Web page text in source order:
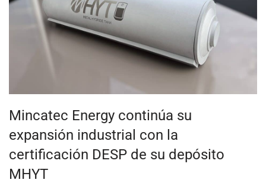
Mincatec Energy continúa su
expansión industrial con la
certificación DESP de su depósito
MHYT